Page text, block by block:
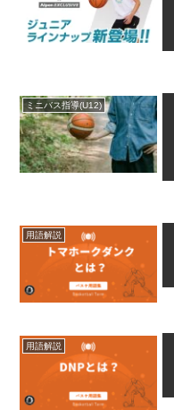
ミニバス指導(U12)
用語解説
用語解説